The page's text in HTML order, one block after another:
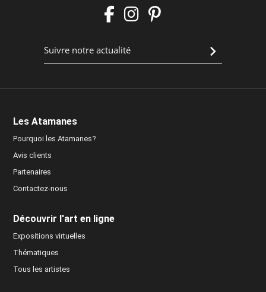
Les Atamanes
Pourquoi les Atamanes?
Avis clients
Partenaires
Contactez-nous
Découvrir l'art en ligne
Expositions virtuelles
Thématiques
Tous les artistes